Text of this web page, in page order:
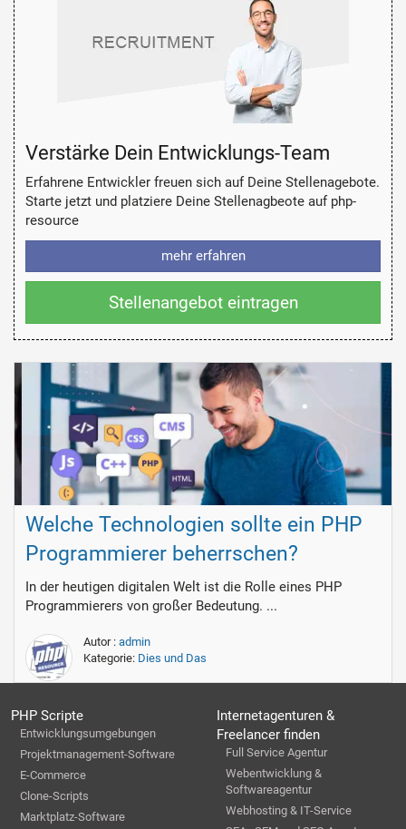
Verstärke Dein Entwicklungs-Team
Erfahrene Entwickler freuen sich auf Deine Stellenagebote.
Starte jetzt und platziere Deine Stellenagbeote auf php-
resource
mehr erfahren
Stellenangebot eintragen
Welche Technologien sollte ein PHP
Programmierer beherrschen?
In der heutigen digitalen Welt ist die Rolle eines PHP
Programmierers von großer Bedeutung. ...
Autor : admin
Kategorie: Dies und Das
PHP Scripte
Entwicklungsumgebungen
Projektmanagement-Software
E-Commerce
Clone-Scripts
Marktplatz-Software
Internetagenturen &
Freelancer finden
Full Service Agentur
Webentwicklung &
Softwareagentur
Webhosting & IT-Service